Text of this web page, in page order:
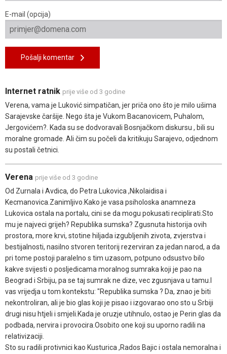
E-mail (opcija)
Pošalji komentar
Internet ratnik prije više od 3 godine
Verena, vama je Luković simpatičan, jer priča ono što je milo ušima
Sarajevske čaršije. Nego šta je Vukom Bacanovicem, Puhalom,
Jergovićem?. Kada su se dodvoravali Bosnjačkom diskursu , bili su
moralne gromade. Ali čim su počeli da kritikuju Sarajevo, odjednom
su postali četnici.
Verena prije više od 3 godine
Od Zurnala i Avdica, do Petra Lukovica ,Nikolaidisa i
Kecmanovica.Zanimljivo.Kako je vasa psiholoska anamneza
Lukovica ostala na portalu, cini se da mogu pokusati reciplirati.Sto
mu je najveci grijeh? Republika sumska? Zgusnuta historija ovih
prostora, more krvi, stotine hiljada izgubljenih zivota, zvjerstva i
bestijalnosti, nasilno stvoren teritorij rezerviran za jedan narod, a da
pri tome postoji paralelno s tim uzasom, potpuno odsustvo bilo
kakve svijesti o posljedicama moralnog sumraka koji je pao na
Beograd i Srbiju, pa se taj sumrak ne dize, vec zgusnjava u tamu.I
vas vrijedja u tom kontekstu: "Republika sumska ? Da, znao je biti
nekontroliran, ali je bio glas koji je pisao i izgovarao ono sto u Srbiji
drugi nisu htjeli i smjeli.Kada je oruzje utihnulo, ostao je Perin glas da
podbada, nervira i provocira.Osobito one koji su uporno radili na
relativizaciji.
Sto su radili protivnici kao Kusturica ,Rados Bajic i ostala nemoralna i